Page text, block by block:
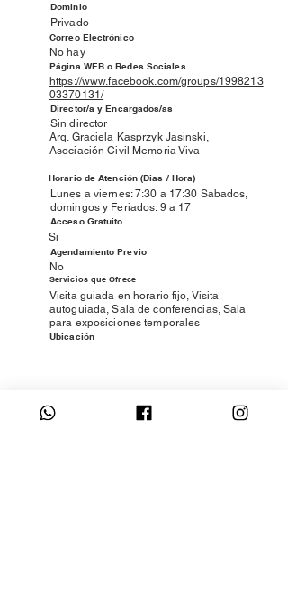
Dominio
Privado
Correo Electrónico
No hay
Página WEB o Redes Sociales
https://www.facebook.com/groups/1998213
03370131/
Director/a y Encargados/as
Sin director
Arq. Graciela Kasprzyk Jasinski,
Asociación Civil Memoria Viva
Horario de Atención (Dias / Hora)
Lunes a viernes: 7:30 a 17:30 Sabados,
domingos y Feriados: 9 a 17
Acceso Gratuito
Si
Agendamiento Previo
No
Servicios que Ofrece
Visita guiada en horario fijo, Visita
autoguiada, Sala de conferencias, Sala
para exposiciones temporales
Ubicación